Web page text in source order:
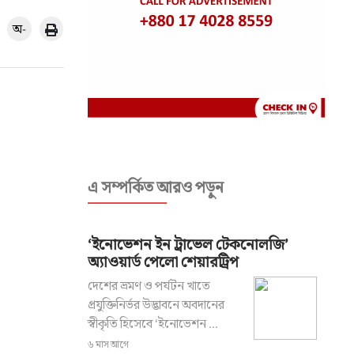
অ-
এ সম্পর্কিত আরও পড়ুন
‘ইনোভেশন ইন ট্রাভেল টেকনোলজি’
অ্যাওয়ার্ড পেলো শেয়ারট্রিপ
দেশের ভ্রমণ ও পর্যটন খাতে
প্রযুক্তিনির্ভর উদ্ভাবনে অবদানের
স্বীকৃতি হিসেবে ‘ইনোভেশন ...
৬ মাস আগে